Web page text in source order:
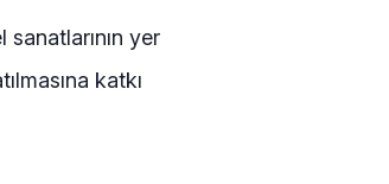
yer
katkı